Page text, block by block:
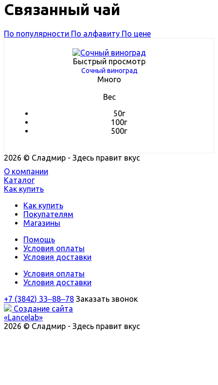
Связанный чай
По популярности По алфавиту По цене
Быстрый просмотр
Сочный виноград
Много
Вес
50г
100г
500г
2026 © Сладмир - Здесь правит вкус
О компании
Каталог
Как купить
Как купить
Покупателям
Магазины
Помощь
Условия оплаты
Условия доставки
Условия оплаты
Условия доставки
+7 (3842) 33‒88‒78 Заказать звонок
Создание сайта
«Lancelab»
2026 © Сладмир - Здесь правит вкус